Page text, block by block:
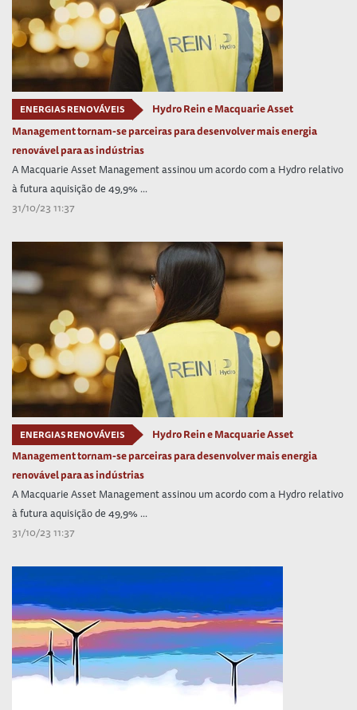
ENERGIAS RENOVÁVEIS
Hydro Rein e Macquarie Asset
Management tornam-se parceiras para desenvolver mais energia
renovável para as indústrias
A Macquarie Asset Management assinou um acordo com a Hydro relativo
à futura aquisição de 49,9% ...
31/10/23 11:37
ENERGIAS RENOVÁVEIS
Hydro Rein e Macquarie Asset
Management tornam-se parceiras para desenvolver mais energia
renovável para as indústrias
A Macquarie Asset Management assinou um acordo com a Hydro relativo
à futura aquisição de 49,9% ...
31/10/23 11:37